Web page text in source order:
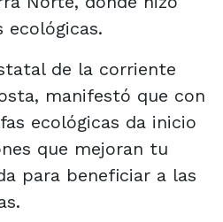
ecológicas.
de la corriente
manifestó que con
ecológicas da inicio
que mejoran tu
para beneficiar a las